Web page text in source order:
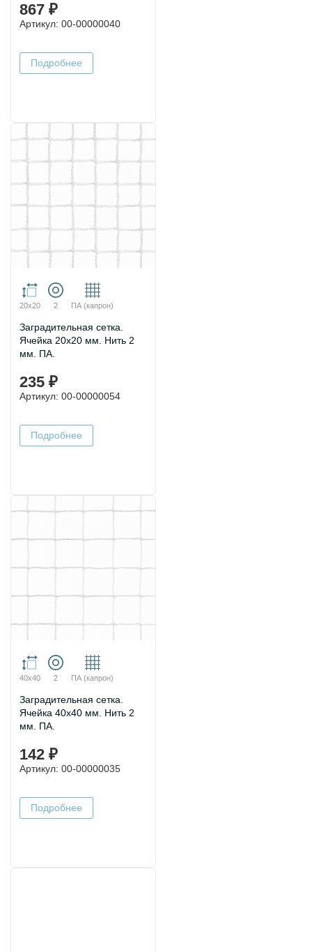
867 ₽
Артикул: 00-00000040
Подробнее
20х20 2 ПА (капрон)
Заградительная сетка.
Ячейка 20х20 мм. Нить 2
мм. ПА.
235 ₽
Артикул: 00-00000054
Подробнее
40х40 2 ПА (капрон)
Заградительная сетка.
Ячейка 40х40 мм. Нить 2
мм. ПА.
142 ₽
Артикул: 00-00000035
Подробнее